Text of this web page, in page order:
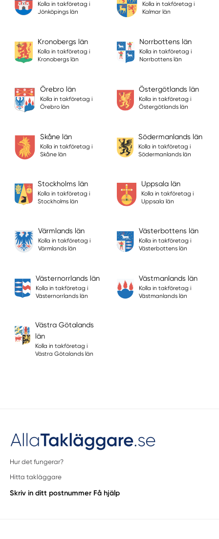
Kolla in takföretag i
Jönköpings län
Kolla in takföretag i
Kalmar län
Kronobergs län
Kolla in takföretag i
Kronobergs län
Norrbottens län
Kolla in takföretag i
Norrbottens län
Örebro län
Kolla in takföretag i
Örebro län
Östergötlands län
Kolla in takföretag i
Östergötlands län
Skåne län
Kolla in takföretag i
Skåne län
Södermanlands län
Kolla in takföretag i
Södermanlands län
Stockholms län
Kolla in takföretag i
Stockholms län
Uppsala län
Kolla in takföretag i
Uppsala län
Värmlands län
Kolla in takföretag i
Värmlands län
Västerbottens län
Kolla in takföretag i
Västerbottens län
Västernorrlands län
Kolla in takföretag i
Västernorrlands län
Västmanlands län
Kolla in takföretag i
Västmanlands län
Västra Götalands
län
Kolla in takföretag i
Västra Götalands län
Hur det fungerar?
Hitta takläggare
Skriv in ditt postnummer Få hjälp